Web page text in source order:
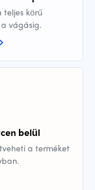
körű
vágásig.
belül
a terméket